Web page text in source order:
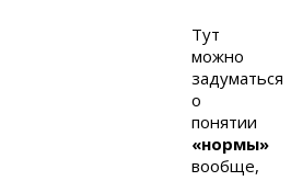
Тут
можно
задуматься
о
понятии
«нормы»
вообще,